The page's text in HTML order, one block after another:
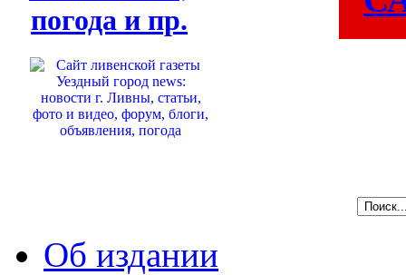
погода и пр.
Об издании